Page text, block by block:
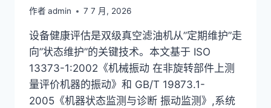
521
标
加
分
指
南
作者 admin 7 7 月, 2026
设备健康评估是双级真空滤油机从”定期维护”走
向”状态维护”的关键技术。本文基于 ISO
13373-1:2002《机械振动 在非旋转部件上测
量评价机器的振动》和 GB/T 19873.1-
2005《机器状态监测与诊断 振动监测》,系统